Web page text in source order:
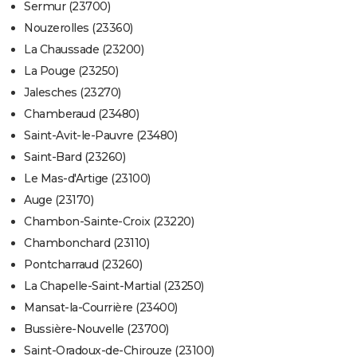
Sermur (23700)
Nouzerolles (23360)
La Chaussade (23200)
La Pouge (23250)
Jalesches (23270)
Chamberaud (23480)
Saint-Avit-le-Pauvre (23480)
Saint-Bard (23260)
Le Mas-d'Artige (23100)
Auge (23170)
Chambon-Sainte-Croix (23220)
Chambonchard (23110)
Pontcharraud (23260)
La Chapelle-Saint-Martial (23250)
Mansat-la-Courrière (23400)
Bussière-Nouvelle (23700)
Saint-Oradoux-de-Chirouze (23100)